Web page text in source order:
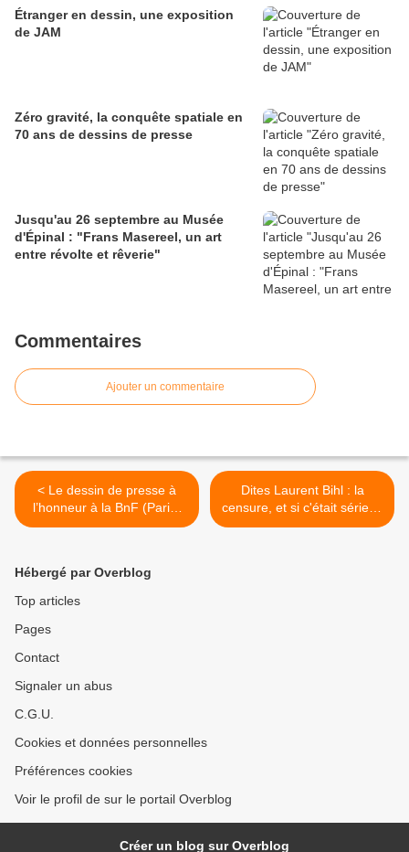
Étranger en dessin, une exposition
de JAM
Zéro gravité, la conquête spatiale en
70 ans de dessins de presse
Jusqu'au 26 septembre au Musée
d'Épinal : "Frans Masereel, un art
entre révolte et rêverie"
Commentaires
Ajouter un commentaire
< Le dessin de presse à
l’honneur à la BnF (Paris)
en mars 2015
Dites Laurent Bihl : la
censure, et si c'était sérieux
? >
Hébergé par Overblog
Top articles
Pages
Contact
Signaler un abus
C.G.U.
Cookies et données personnelles
Préférences cookies
Voir le profil de sur le portail Overblog
Créer un blog sur Overblog